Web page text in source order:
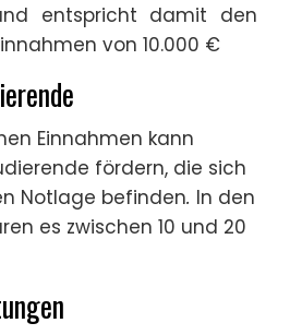
entspricht damit den
von 10.000 €
Einnahmen kann
fördern, die sich
Notlage befinden. In den
es zwischen 10 und 20